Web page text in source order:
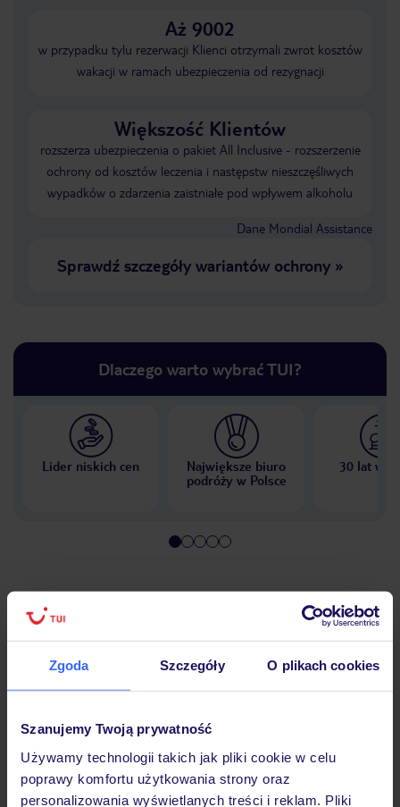
Zgoda Szczegóły O plikach cookies
Szanujemy Twoją prywatność
Używamy technologii takich jak pliki cookie w celu
poprawy komfortu użytkowania strony oraz
personalizowania wyświetlanych treści i reklam. Pliki
Aż 9002
w przypadku tylu rezerwacji Klienci otrzymali zwrot kosztów
wakacji w ramach ubezpieczenia od rezygnacji
Większość Klientów
rozszerza ubezpieczenia o pakiet All Inclusive - rozszerzenie
ochrony od kosztów leczenia i następstw nieszczęśliwych
wypadków o zdarzenia zaistniałe pod wpływem alkoholu
Dane Mondial Assistance
Sprawdź szczegóły wariantów ochrony»
Dlaczego warto wybrać TUI?
Lider niskich cen
Największe biuro
podróży w Polsce
30 lat w
Hotel
Pokoje
Wyżywienie
Atrakcje